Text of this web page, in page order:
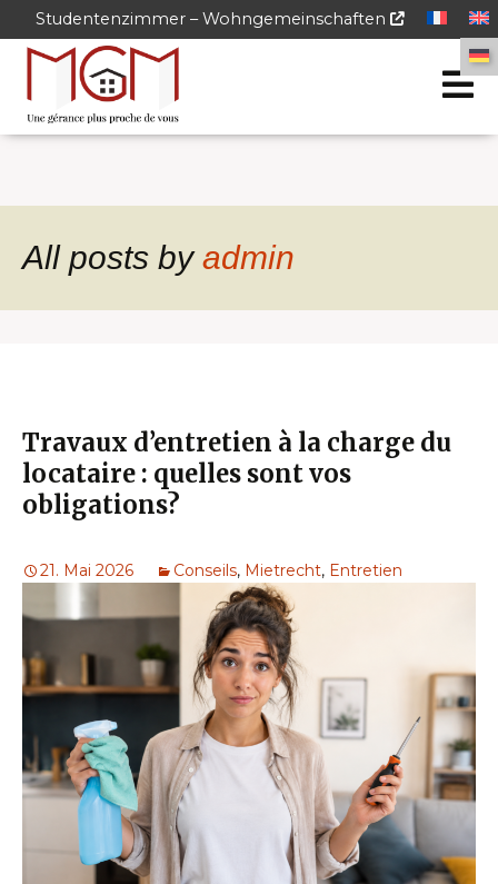
Studentenzimmer – Wohngemeinschaften
All posts byadmin
Travaux d’entretien à la charge du
locataire : quelles sont vos
obligations?
21. Mai 2026 Conseils, Mietrecht, Entretien